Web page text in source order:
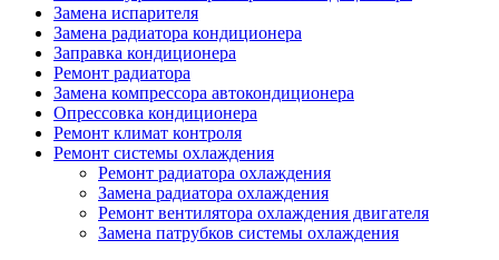
Замена испарителя
Замена радиатора кондиционера
Заправка кондиционера
Ремонт радиатора
Замена компрессора автокондиционера
Опрессовка кондиционера
Ремонт климат контроля
Ремонт системы охлаждения
Ремонт радиатора охлаждения
Замена радиатора охлаждения
Ремонт вентилятора охлаждения двигателя
Замена патрубков системы охлаждения